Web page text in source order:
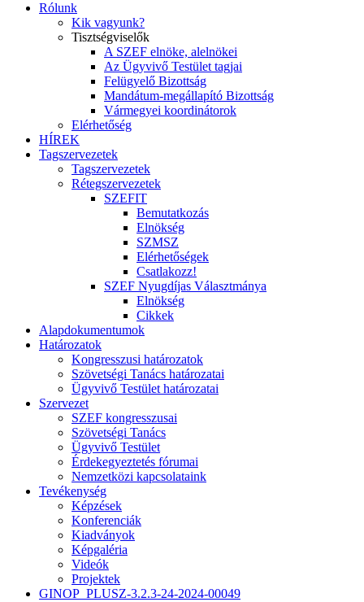
Rólunk
Kik vagyunk?
Tisztségviselők
A SZEF elnöke, alelnökei
Az Ügyvivő Testület tagjai
Felügyelő Bizottság
Mandátum-megállapító Bizottság
Vármegyei koordinátorok
Elérhetőség
HÍREK
Tagszervezetek
Tagszervezetek
Rétegszervezetek
SZEFIT
Bemutatkozás
Elnökség
SZMSZ
Elérhetőségek
Csatlakozz!
SZEF Nyugdíjas Választmánya
Elnökség
Cikkek
Alapdokumentumok
Határozatok
Kongresszusi határozatok
Szövetségi Tanács határozatai
Ügyvivő Testület határozatai
Szervezet
SZEF kongresszusai
Szövetségi Tanács
Ügyvivő Testület
Érdekegyeztetés fórumai
Nemzetközi kapcsolataink
Tevékenység
Képzések
Konferenciák
Kiadványok
Képgaléria
Videók
Projektek
GINOP_PLUSZ-3.2.3-24-2024-00049